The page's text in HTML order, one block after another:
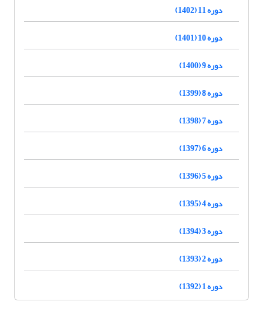
دوره 11 (1402)
دوره 10 (1401)
دوره 9 (1400)
دوره 8 (1399)
دوره 7 (1398)
دوره 6 (1397)
دوره 5 (1396)
دوره 4 (1395)
دوره 3 (1394)
دوره 2 (1393)
دوره 1 (1392)